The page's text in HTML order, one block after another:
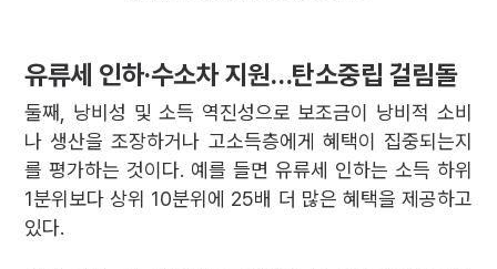
유류세 인하·수소차 지원…탄소중립 걸림돌
둘째, 낭비성 및 소득 역진성으로 보조금이 낭비적 소비
나 생산을 조장하거나 고소득층에게 혜택이 집중되는지
를 평가하는 것이다. 예를 들면 유류세 인하는 소득 하위
1분위보다 상위 10분위에 25배 더 많은 혜택을 제공하고
있다.